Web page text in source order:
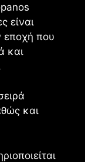
είναι
εποχή που
και
και